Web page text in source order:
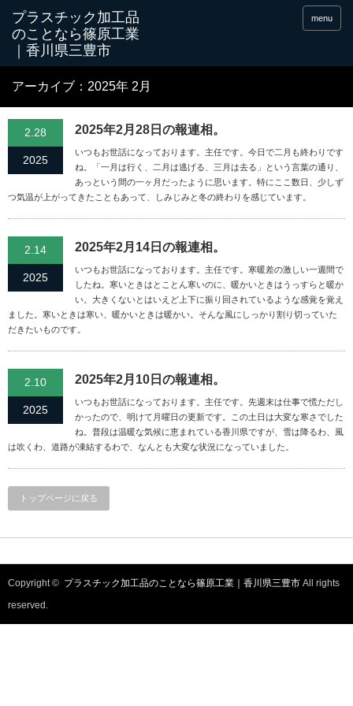
menu
アーカイブ：2025年 2月
2.28
2025
2025年2月28日の報連相。
いつもお世話になっております。主任です。今日で二月も終わりです
ね。「一月は行く、二月は逃げる、三月は去る」という言葉の通り、
あっという間の一ヶ月だったように思います。特にここ数日、少しず
つ気温が上がってきたこともあって、しみじみと冬の終わりを感じています。
2.14
2025
2025年2月14日の報連相。
いつもお世話になっております。主任です。寒暖差の激しい一週間で
したね。寒いときはとことん寒いのに、暖かいときはうっすらと暖か
い。大きくないとはいえど上下に振り回されているような感覚を覚え
ました。寒いときは寒い、暖かいときは暖かい。そんな風にしっかり割り切っていた
だきたいものです。
2.10
2025
2025年2月10日の報連相。
いつもお世話になっております。主任です。先週末は仕事で慌ただし
かったので、明けて月曜日の更新です。この土日は大変な寒さでした
ね。普段は温暖な気候に恵まれている香川県ですが、雪は降るわ、風
は吹くわ、道路が凍結するわで、なんとも大変な状況になっていました。
トップページに戻る
Copyright © プラスチック加工品のことなら篠原工業｜香川県三豊市 All rights
reserved.